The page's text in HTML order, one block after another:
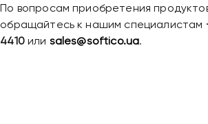
По вопросам приобретения
обращайтесь к нашим специалистам
4410или sales@softico.ua.